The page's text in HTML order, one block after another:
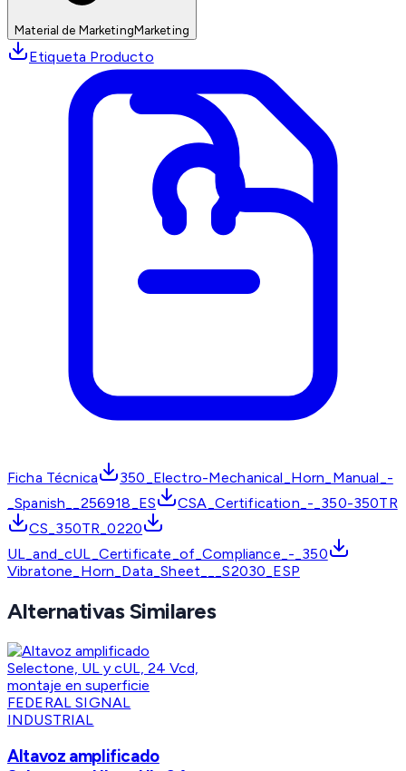
Material de MarketingMarketing
Etiqueta Producto
Ficha Técnica
350_Electro-Mechanical_Horn_Manual_-
_Spanish__256918_ES
CSA_Certification_-_350-350TR
CS_350TR_0220
UL_and_cUL_Certificate_of_Compliance_-_350
Vibratone_Horn_Data_Sheet___S2030_ESP
Alternativas Similares
FEDERAL SIGNAL
INDUSTRIAL
Altavoz amplificado